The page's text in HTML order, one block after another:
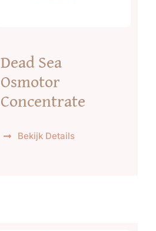
Dead Sea
Osmotor
Concentrate
Bekijk Details